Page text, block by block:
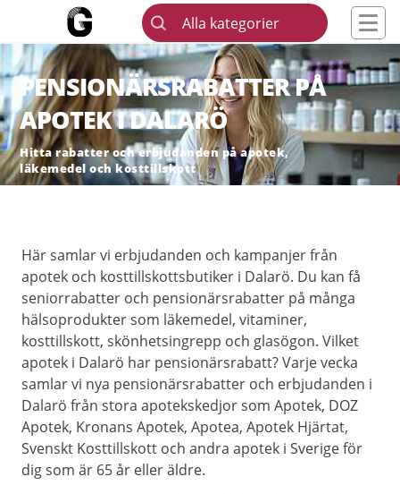
Alla kategorier
PENSIONÄRSRABATTER PÅ
APOTEK I DALARÖ
Hitta rabatter och erbjudanden på apotek,
läkemedel och kosttillskott
Här samlar vi erbjudanden och kampanjer från
apotek och kosttillskottsbutiker i Dalarö. Du kan få
seniorrabatter och pensionärsrabatter på många
hälsoprodukter som läkemedel, vitaminer,
kosttillskott, skönhetsingrepp och glasögon. Vilket
apotek i Dalarö har pensionärsrabatt? Varje vecka
samlar vi nya pensionärsrabatter och erbjudanden i
Dalarö från stora apotekskedjor som Apotek, DOZ
Apotek, Kronans Apotek, Apotea, Apotek Hjärtat,
Svenskt Kosttillskott och andra apotek i Sverige för
dig som är 65 år eller äldre.